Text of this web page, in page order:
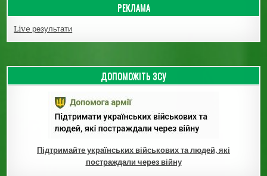
РЕКЛАМА
Live результати
ДОПОМОЖІТЬ ЗСУ
Підтримайте українських військових та людей, які
постраждали через війну